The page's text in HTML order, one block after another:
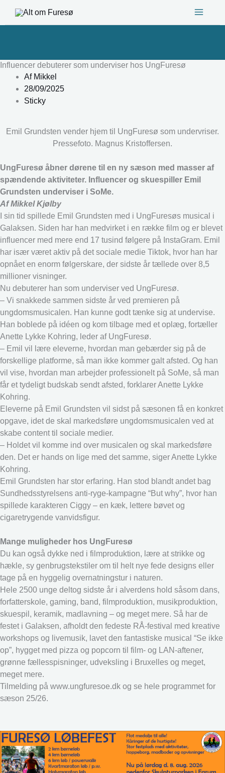
Influencer debuterer som underviser hos UngFuresø
AfMikkel
28/09/2025
Sticky
Emil Grundsten vender hjem til UngFuresø som undervriser.
Pressefoto. Magnus Kristoffersen.
UngFuresø åbner dørene til en ny sæson med masser af
spændende aktiviteter. Influencer og skuespiller Emil
Grundsten underviser i SoMe.
Af Mikkel Kjølby
I sin tid spillede Emil Grundsten med i UngFuresøs musical i
Galaksen. Siden har han medvirket i en række film og er blevet
influencer med mere end 17 tusind følgere på InstaGram. Emil
har især været aktiv på det sociale medie Tiktok, hvor han har
opnået en enorm følgerskare, der sidste år tællede over 8,5
millioner visninger.
Nu debuterer han som underviser ved UngFuresø.
– Vi snakkede sammen sidste år ved premieren på
ungdomsmusicalen. Han kunne godt tænke sig at undervise.
Han boblede på idéen og kom tilbage med et oplæg, fortæller
Anette Lykke Kohring, leder af UngFuresø.
– Emil vil lære eleverne, hvordan man gebærder sig på de
forskellige platforme, så man ikke kommer galt afsted. Og han
vil vise, hvordan man arbejder professionelt på SoMe, så man
får et tydeligt budskab sendt afsted, forklarer Anette Lykke
Kohring.
Eleverne på Emil Grundsten vil sidst på sæsonen få en konkret
opgave, idet de skal markedsføre ungdomsmusicalen ved at
skabe content til sociale medier.
– Holdet vil komme ind over musicalen og skal markedsføre
den. Det er hands on lige med det samme, siger Anette Lykke
Kohring.
Emil Grundsten har stor erfaring. Han stod blandt andet bag
Sundhedsstyrelsens anti-ryge-kampagne “But why”, hvor han
spillede karakteren Ciggy – en kæk, lettere bøvet og
cigaretrygende vanvidsfigur.
Mange muligheder hos UngFuresø
Du kan også dykke ned i filmproduktion, lære at strikke og
hækle, sy genbrugstekstiler om til helt nye fede designs eller
tage på en hyggelig overnatningstur i naturen.
Hele 2500 unge deltog sidste år i alverdens hold såsom dans,
forfatterskole, gaming, band, filmproduktion, musikproduktion,
skuespil, keramik, madlavning – og meget mere. Så har de
festet i Galaksen, afholdt den fedeste RÅ-festival med kreative
workshops og livemusik, lavet den fantastiske musical “Se ikke
op”, hygget med pizza og popcorn til film- og LAN-aftener,
grønne fællesspisninger, udveksling i Bruxelles og meget,
meget mere.
Tilmelding på www.ungfuresoe.dk og se hele programmet for
sæson 25/26.